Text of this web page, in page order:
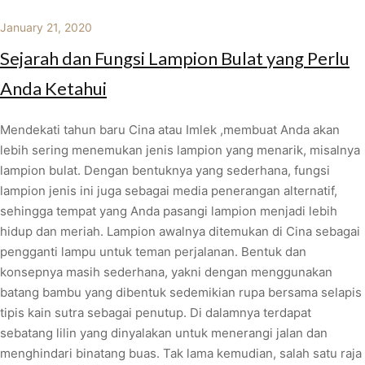
January 21, 2020
Sejarah dan Fungsi Lampion Bulat yang Perlu
Anda Ketahui
Mendekati tahun baru Cina atau Imlek ,membuat Anda akan
lebih sering menemukan jenis lampion yang menarik, misalnya
lampion bulat. Dengan bentuknya yang sederhana, fungsi
lampion jenis ini juga sebagai media penerangan alternatif,
sehingga tempat yang Anda pasangi lampion menjadi lebih
hidup dan meriah. Lampion awalnya ditemukan di Cina sebagai
pengganti lampu untuk teman perjalanan. Bentuk dan
konsepnya masih sederhana, yakni dengan menggunakan
batang bambu yang dibentuk sedemikian rupa bersama selapis
tipis kain sutra sebagai penutup. Di dalamnya terdapat
sebatang lilin yang dinyalakan untuk menerangi jalan dan
menghindari binatang buas. Tak lama kemudian, salah satu raja